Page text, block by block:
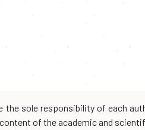
sole responsibility of each
of the academic and